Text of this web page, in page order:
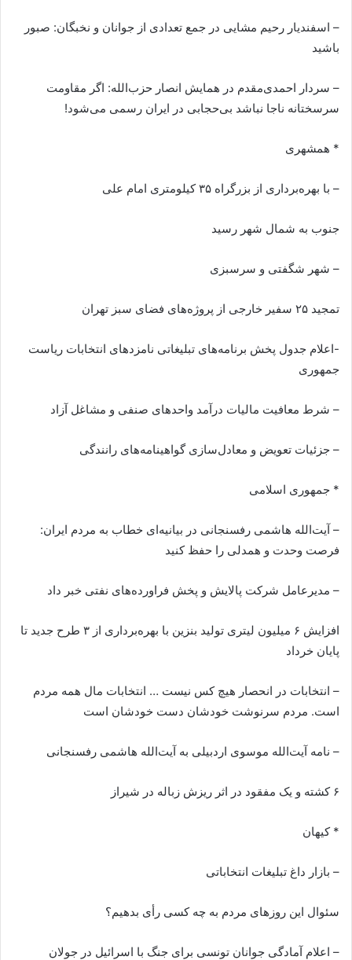
– اسفندیار رحیم مشایی در جمع تعدادی از جوانان و نخبگان: صبور
باشید
– سردار احمدی‌مقدم در همایش انصار حزب‌الله: اگر مقاومت
سرسختانه ناجا نباشد بی‌حجابی در ایران رسمی می‌شود!
* همشهری
– با بهره‌برداری از بزرگراه ۳۵ کیلومتری امام علی
جنوب به شمال شهر رسید
– شهر شگفتی و سرسبزی
تمجید ۲۵ سفیر خارجی از پروژه‌های فضای سبز تهران
-اعلام جدول پخش برنامه‌های تبلیغاتی نامزدهای انتخابات ریاست
جمهوری
– شرط معافیت مالیات درآمد واحدهای صنفی و مشاغل آزاد
– جزئیات تعویض و معادل‌سازی گواهینامه‌های رانندگی
* جمهوری اسلامی
– آیت‌الله هاشمی رفسنجانی در بیانیه‌ای خطاب به مردم ایران:
فرصت وحدت و همدلی را حفظ کنید
– مدیرعامل شرکت پالایش و پخش فراورده‌های نفتی خبر داد
افزایش ۶ میلیون لیتری تولید بنزین با بهره‌برداری از ۳ طرح جدید تا
پایان خرداد
– انتخابات در انحصار هیچ کس نیست … انتخابات مال همه مردم
است. مردم سرنوشت خودشان دست خودشان است
– نامه آیت‌الله موسوی اردبیلی به آیت‌الله هاشمی رفسنجانی
۶ کشته و یک مفقود در اثر ریزش زباله در شیراز
* کیهان
– بازار داغ تبلیغات انتخاباتی
سئوال این روزهای مردم به چه کسی رأی بدهیم؟
– اعلام آمادگی جوانان تونسی برای جنگ با اسرائیل در جولان